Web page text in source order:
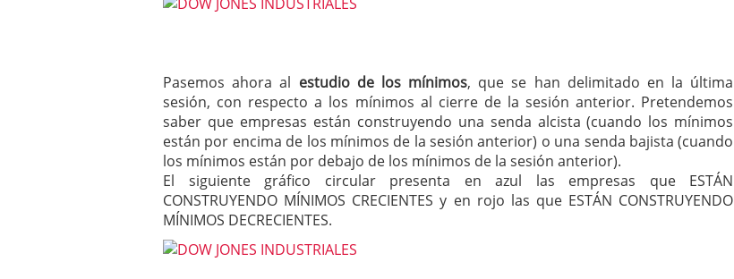
Pasemos ahora al estudio de los mínimos, que se han delimitado en la última
sesión, con respecto a los mínimos al cierre de la sesión anterior. Pretendemos
saber que empresas están construyendo una senda alcista (cuando los mínimos
están por encima de los mínimos de la sesión anterior) o una senda bajista (cuando
los mínimos están por debajo de los mínimos de la sesión anterior).
El siguiente gráfico circular presenta en azul las empresas que ESTÁN
CONSTRUYENDO MÍNIMOS CRECIENTES y en rojo las que ESTÁN CONSTRUYENDO
MÍNIMOS DECRECIENTES.